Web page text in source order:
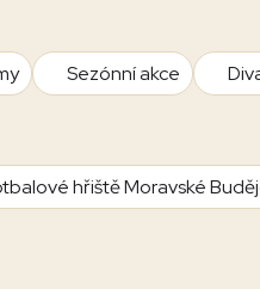
Sezónní akce
hřiště Moravské